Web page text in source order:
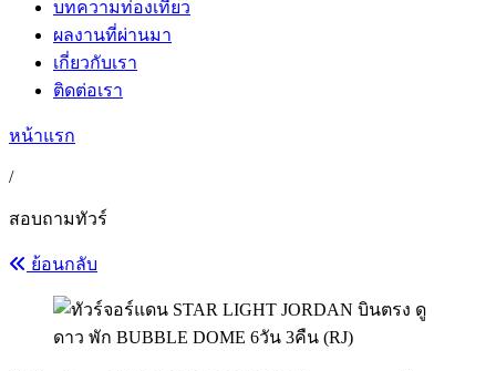
บทความท่องเที่ยว
ผลงานที่ผ่านมา
เกี่ยวกับเรา
ติดต่อเรา
หน้าแรก
/
สอบถามทัวร์
ย้อนกลับ